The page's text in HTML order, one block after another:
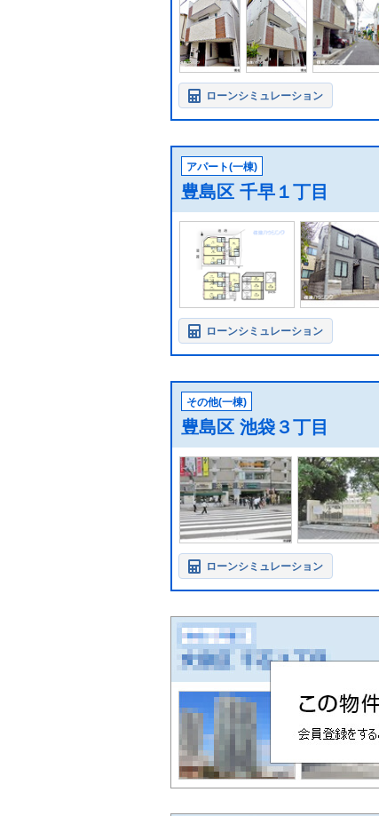
ローンシミュレーション
アパート(一棟)
豊島区 千早１丁目
ローンシミュレーション
その他(一棟)
豊島区 池袋３丁目
ローンシミュレーション